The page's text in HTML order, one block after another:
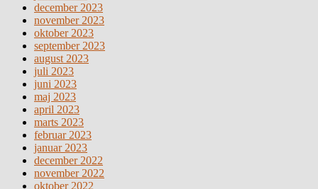
december 2023
november 2023
oktober 2023
september 2023
august 2023
juli 2023
juni 2023
maj 2023
april 2023
marts 2023
februar 2023
januar 2023
december 2022
november 2022
oktober 2022